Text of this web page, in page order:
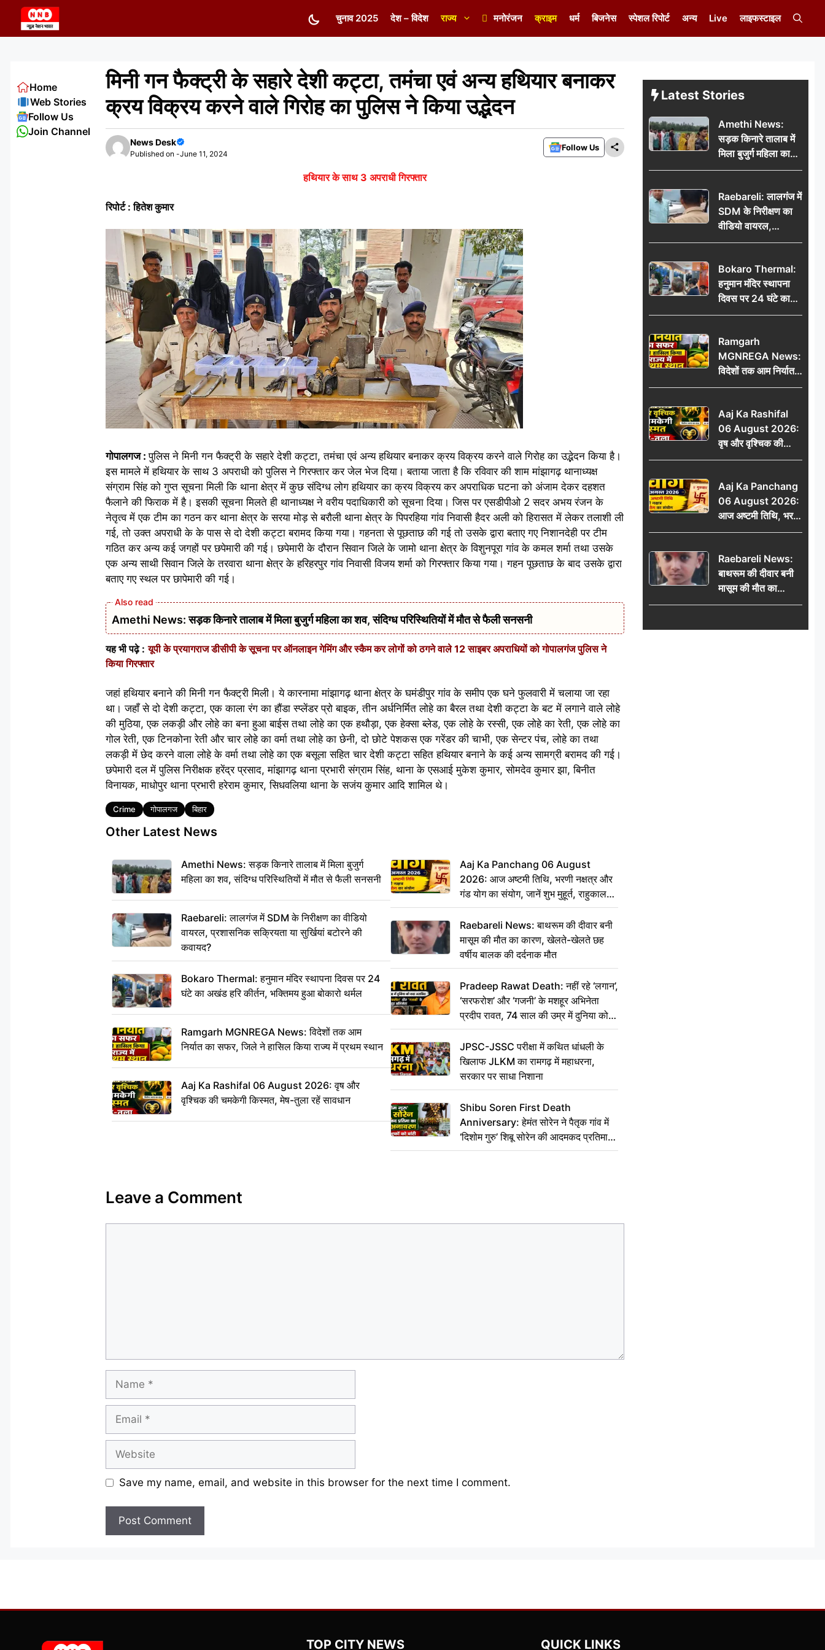
content
चुनाव 2025 देश – विदेश राज्य मनोरंजन क्राइम धर्म बिजनेस स्पेशल रिपोर्ट अन्य Live लाइफस्टाइल
मिनी गन फैक्ट्री के सहारे देशी कट्टा, तमंचा एवं अन्य हथियार बनाकर
क्रय विक्रय करने वाले गिरोह का पुलिस ने किया उद्भेदन
News Desk
Published on -June 11, 2024
Follow Us
हथियार के साथ 3 अपराधी गिरफ्तार
रिपोर्ट : हितेश कुमार
गोपालगज :पुलिस ने मिनी गन फैक्ट्री के सहारे देशी कट्टा, तमंचा एवं अन्य हथियार बनाकर क्रय विक्रय करने वाले गिरोह का उद्भेदन किया है।
इस मामले में हथियार के साथ 3 अपराधी को पुलिस ने गिरफ्तार कर जेल भेज दिया। बताया जाता है कि रविवार की शाम मांझागढ़ थानाध्यक्ष
संग्राम सिंह को गुप्त सूचना मिली कि थाना क्षेत्र में कुछ संदिग्ध लोग हथियार का क्रय विक्रय कर अपराधिक घटना को अंजाम देकर दहशत
फैलाने की फिराक में है। इसकी सूचना मिलते ही थानाध्यक्ष ने वरीय पदाधिकारी को सूचना दिया। जिस पर एसडीपीओ 2 सदर अभय रंजन के
नेतृत्व में एक टीम का गठन कर थाना क्षेत्र के सरया मोड़ से बरौली थाना क्षेत्र के पिपरहिया गांव निवासी हैदर अली को हिरासत में लेकर तलाशी ली
गई, तो उक्त अपराधी के के पास से दो देशी कट्टा बरामद किया गया। गहनता से पूछताछ की गई तो उसके द्वारा बताए गए निशानदेही पर टीम
गठित कर अन्य कई जगहों पर छपेमारी की गई। छपेमारी के दौरान सिवान जिले के जामो थाना क्षेत्र के विशुनपूरा गांव के कमल शर्मा तथा उसके
एक अन्य साथी सिवान जिले के तरवारा थाना क्षेत्र के हरिहरपुर गांव निवासी विजय शर्मा को गिरफ्तार किया गया। गहन पूछताछ के बाद उसके द्वारा
बताए गए स्थल पर छापेमारी की गई।
Amethi News: सड़क किनारे तालाब में मिला बुजुर्ग महिला का शव, संदिग्ध परिस्थितियों में मौत से फैली सनसनी
यह भी पढ़े : यूपी के प्रयागराज डीसीपी के सूचना पर ऑनलाइन गेमिंग और स्कैम कर लोगों को ठगने वाले 12 साइबर अपराधियों को गोपालगंज पुलिस ने
किया गिरफ्तार
जहां हथियार बनाने की मिनी गन फैक्ट्री मिली। ये कारनामा मांझागढ़ थाना क्षेत्र के घमंडीपुर गांव के समीप एक घने फुलवारी में चलाया जा रहा
था। जहाँ से दो देशी कट्टा, एक काला रंग का हौंडा स्प्लेंडर प्रो बाइक, तीन अर्धनिर्मित लोहे का बैरल तथा देशी कट्टा के बट में लगाने वाले लोहे
की मुठिया, एक लकड़ी और लोहे का बना हुआ बाईस तथा लोहे का एक हथौड़ा, एक हेक्सा ब्लेड, एक लोहे के रस्सी, एक लोहे का रेती, एक लोहे का
गोल रेती, एक टिनकोना रेती और चार लोहे का वर्मा तथा लोहे का छेनी, दो छोटे पेशकस एक गरेंडर की चाभी, एक सेन्टर पंच, लोहे का तथा
लकड़ी में छेद करने वाला लोहे के वर्मा तथा लोहे का एक बसूला सहित चार देशी कट्टा सहित हथियार बनाने के कई अन्य सामग्री बरामद की गई।
छपेमारी दल में पुलिस निरीक्षक हरेंद्र प्रसाद, मांझागढ़ थाना प्रभारी संग्राम सिंह, थाना के एसआई मुकेश कुमार, सोमदेव कुमार झा, बिनीत
विनायक, माधोपुर थाना प्रभारी हरेराम कुमार, सिधवलिया थाना के सजंय कुमार आदि शामिल थे।
Tags
Crime गोपालगज बिहार
Other Latest News
Amethi News: सड़क किनारे तालाब में मिला बुजुर्ग
महिला का शव, संदिग्ध परिस्थितियों में मौत से फैली सनसनी
Raebareli: लालगंज में SDM के निरीक्षण का वीडियो
वायरल, प्रशासनिक सक्रियता या सुर्खियां बटोरने की
कवायद?
Bokaro Thermal: हनुमान मंदिर स्थापना दिवस पर 24
घंटे का अखंड हरि कीर्तन, भक्तिमय हुआ बोकारो थर्मल
Ramgarh MGNREGA News: विदेशों तक आम
निर्यात का सफर, जिले ने हासिल किया राज्य में प्रथम स्थान
Aaj Ka Rashifal 06 August 2026: वृष और
वृश्चिक की चमकेगी किस्मत, मेष-तुला रहें सावधान
Aaj Ka Panchang 06 August
2026: आज अष्टमी तिथि, भरणी नक्षत्र और
गंड योग का संयोग, जानें शुभ मुहूर्त, राहुकाल
और दिनभर का पंचांग
Raebareli News: बाथरूम की दीवार बनी
मासूम की मौत का कारण, खेलते-खेलते छह
वर्षीय बालक की दर्दनाक मौत
Pradeep Rawat Death: नहीं रहे ‘लगान’,
‘सरफरोश’ और ‘गजनी’ के मशहूर अभिनेता
प्रदीप रावत, 74 साल की उम्र में दुनिया को
कहा अलविदा
JPSC-JSSC परीक्षा में कथित धांधली के
खिलाफ JLKM का रामगढ़ में महाधरना,
सरकार पर साधा निशाना
Shibu Soren First Death
Anniversary: हेमंत सोरेन ने पैतृक गांव में
‘दिशोम गुरु’ शिबू सोरेन की आदमकद प्रतिमा
का किया अनावरण, लाभुकों को बांटी
Leave a Comment
Name
Email
Website
Save my name, email, and website in this browser for the next time I comment.
Home
Web Stories
Follow Us
Join Channel
Latest Stories
Amethi News:
सड़क किनारे तालाब में
मिला बुजुर्ग महिला का
शव, संदिग्ध परिस्थितियों
Raebareli: लालगंज में
SDM के निरीक्षण का
वीडियो वायरल,
प्रशासनिक सक्रियता
कवायद?
Bokaro Thermal:
हनुमान मंदिर स्थापना
दिवस पर 24 घंटे का
अखंड हरि कीर्तन,
थर्मल
Ramgarh
MGNREGA News:
विदेशों तक आम निर्यात
का सफर, जिले ने
प्रथम स्थान
Aaj Ka Rashifal
06 August 2026:
वृष और वृश्चिक की
चमकेगी किस्मत, मेष-
Aaj Ka Panchang
06 August 2026:
आज अष्टमी तिथि, भरणी
नक्षत्र और गंड योग का
राहुकाल और दिनभर का
पंचांग
Raebareli News:
बाथरूम की दीवार बनी
मासूम की मौत का
कारण, खेलते-खेलते छह
मौत
TOP CITY NEWS QUICK LINKS